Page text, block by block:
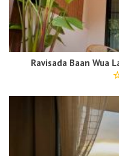
Ravisada Baan Wua